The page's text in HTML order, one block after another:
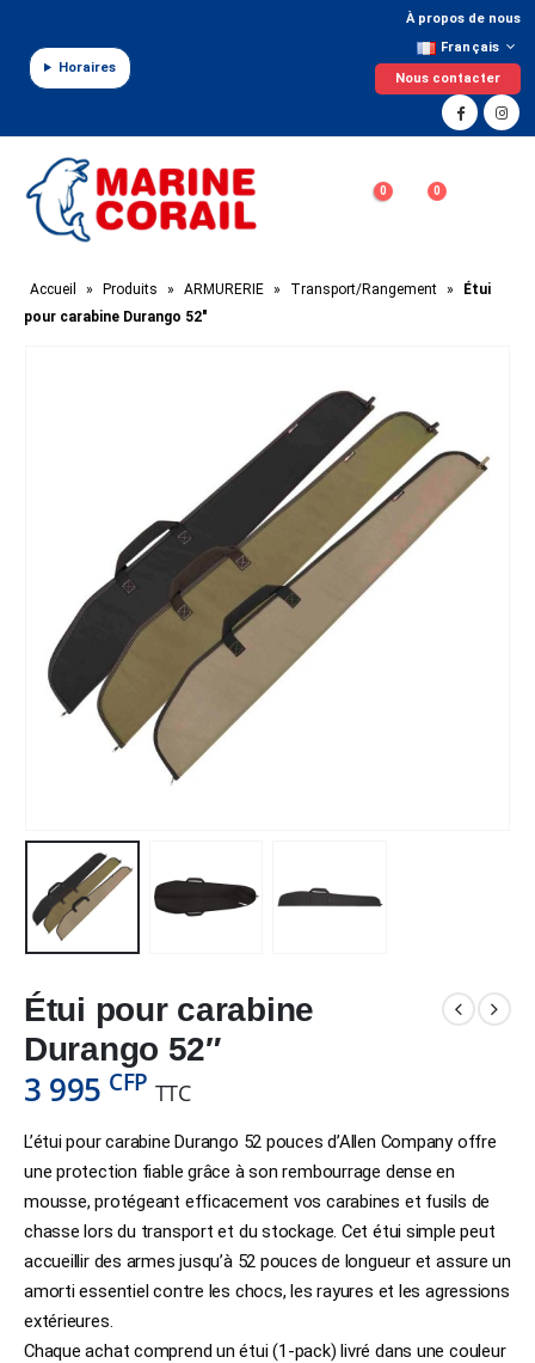
Horaires
À propos de nous
Français
Nous contacter
0 0
Accueil » Produits » ARMURERIE » Transport/Rangement »
Étui
pour carabine Durango 52″
Étui pour carabine
Durango 52″
3 995 CFP TTC
L’étui pour carabine Durango 52 pouces d’Allen Company offre
une protection fiable grâce à son rembourrage dense en
mousse, protégeant efficacement vos carabines et fusils de
chasse lors du transport et du stockage. Cet étui simple peut
accueillir des armes jusqu’à 52 pouces de longueur et assure un
amorti essentiel contre les chocs, les rayures et les agressions
extérieures.
Chaque achat comprend un étui (1-pack) livré dans une couleur